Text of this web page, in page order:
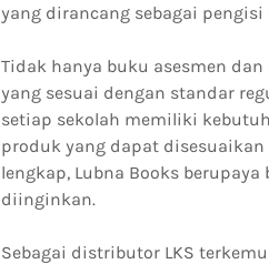
yang dirancang sebagai
Tidak hanya buku asesmen
yang sesuai dengan standar
setiap sekolah memiliki
produk yang dapat
lengkap, Lubna Books
diinginkan.
Sebagai distributor LKS